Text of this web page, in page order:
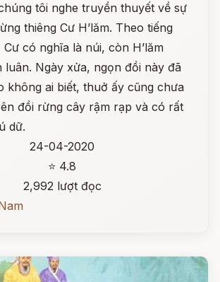
tôi nghe truyền thuyết về sự
thiêng Cư H’lăm. Theo tiếng
có nghĩa là núi, còn H’lăm
luân. Ngày xửa, ngọn đồi này đã
không ai biết, thuở ấy cũng chưa
đồi rừng cây rậm rạp và có rất
dữ.
24-04-2020
⭐ 4.8
2,992 lượt đọc